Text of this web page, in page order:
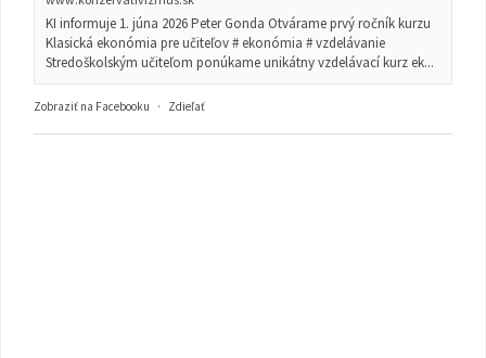
KI informuje 1. júna 2026 Peter Gonda Otvárame prvý ročník kurzu
Klasická ekonómia pre učiteľov # ekonómia # vzdelávanie
Stredoškolským učiteľom ponúkame unikátny vzdelávací kurz ek...
Zobraziť na Facebooku · Zdieľať